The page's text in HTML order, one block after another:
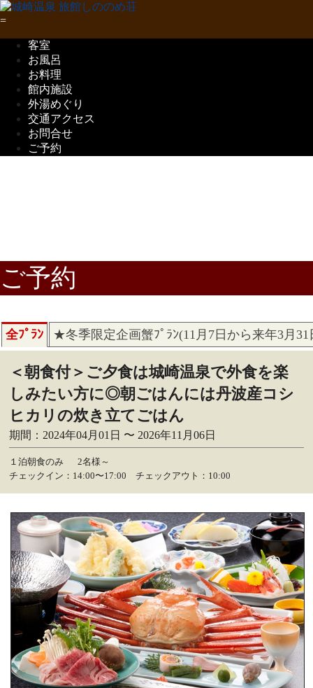
客室
お風呂
お料理
館内施設
外湯めぐり
交通アクセス
お問合せ
ご予約
ご予約
全ﾌﾟﾗﾝ ★冬季限定企画蟹ﾌﾟﾗﾝ(11月7日から来年3月
＜朝食付＞ご夕食は城崎温泉で外食を楽
しみたい方に◎朝ごはんには丹波産コシ
ヒカリの炊き立てごはん
期間：2024年04月01日 〜 2026年11月06日
１泊朝食のみ
2名様～
チェックイン：14:00〜17:00 チェックアウト：10:00